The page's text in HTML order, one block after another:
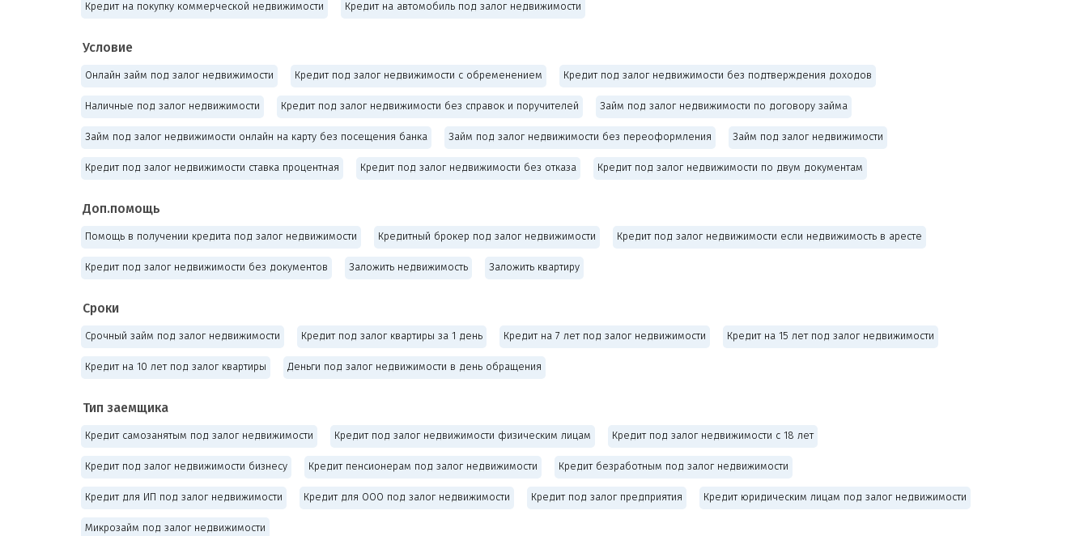
Кредит на покупку коммерческой недвижимости Кредит на автомобиль под залог недвижимости
Условие
Онлайн займ под залог недвижимости Кредит под залог недвижимости с обременением Кредит под залог недвижимости без подтверждения доходов
Наличные под залог недвижимости Кредит под залог недвижимости без справок и поручителей Займ под залог недвижимости по договору займа
Займ под залог недвижимости онлайн на карту без посещения банка Займ под залог недвижимости без переоформления Займ под залог недвижимости
Кредит под залог недвижимости ставка процентная Кредит под залог недвижимости без отказа Кредит под залог недвижимости по двум документам
Доп.помощь
Помощь в получении кредита под залог недвижимости Кредитный брокер под залог недвижимости Кредит под залог недвижимости если недвижимость в аресте
Кредит под залог недвижимости без документов Заложить недвижимость Заложить квартиру
Сроки
Срочный займ под залог недвижимости Кредит под залог квартиры за 1 день Кредит на 7 лет под залог недвижимости Кредит на 15 лет под залог недвижимости
Кредит на 10 лет под залог квартиры Деньги под залог недвижимости в день обращения
Тип заемщика
Кредит самозанятым под залог недвижимости Кредит под залог недвижимости физическим лицам Кредит под залог недвижимости с 18 лет
Кредит под залог недвижимости бизнесу Кредит пенсионерам под залог недвижимости Кредит безработным под залог недвижимости
Кредит для ИП под залог недвижимости Кредит для ООО под залог недвижимости Кредит под залог предприятия Кредит юридическим лицам под залог недвижимости
Микрозайм под залог недвижимости